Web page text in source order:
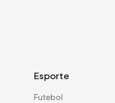
Esporte
Futebol